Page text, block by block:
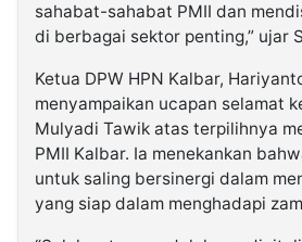
sahabat-sahabat PMII dan
di berbagai sektor penting,” ujar
Ketua DPW HPN Kalbar,
menyampaikan ucapan selamat
Mulyadi Tawik atas terpilihnya
PMII Kalbar. Ia menekankan
untuk saling bersinergi dalam
yang siap dalam menghadapi